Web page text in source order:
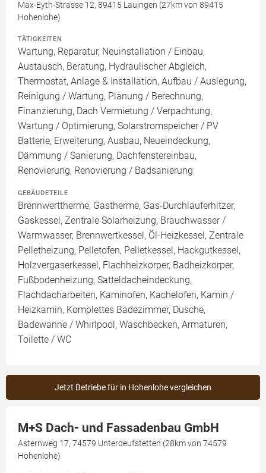
Max-Eyth-Strasse 12, 89415 Lauingen (27km von 89415
Hohenlohe)
TÄTIGKEITEN
Wartung, Reparatur, Neuinstallation / Einbau,
Austausch, Beratung, Hydraulischer Abgleich,
Thermostat, Anlage & Installation, Aufbau / Auslegung,
Reinigung / Wartung, Planung / Berechnung,
Finanzierung, Dach Vermietung / Verpachtung,
Wartung / Optimierung, Solarstromspeicher / PV
Batterie, Erweiterung, Ausbau, Neueindeckung,
Dämmung / Sanierung, Dachfenstereinbau,
Renovierung, Renovierung / Badsanierung
GEBÄUDETEILE
Brennwerttherme, Gastherme, Gas-Durchlauferhitzer,
Gaskessel, Zentrale Solarheizung, Brauchwasser /
Warmwasser, Brennwertkessel, Öl-Heizkessel, Zentrale
Pelletheizung, Pelletofen, Pelletkessel, Hackgutkessel,
Holzvergaserkessel, Flachheizkörper, Badheizkörper,
Fußbodenheizung, Satteldacheindeckung,
Flachdacharbeiten, Kaminofen, Kachelofen, Kamin /
Heizkamin, Komplettes Badezimmer, Dusche,
Badewanne / Whirlpool, Waschbecken, Armaturen,
Toilette / WC
Jetzt Betriebe für in Hohenlohe vergleichen
M+S Dach- und Fassadenbau GmbH
Asternweg 17, 74579 Unterdeufstetten (28km von 74579
Hohenlohe)